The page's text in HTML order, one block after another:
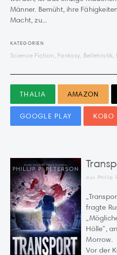
Männer. Bemüht, ihre
Macht, zu...
KATEGORIEN
Science Fiction, Fantasy, Belletristik,
THALIA AMAZON
GOOGLE PLAY KOBO
aus Phillip
fragte
Hölle“,
Morrow.
Vor der